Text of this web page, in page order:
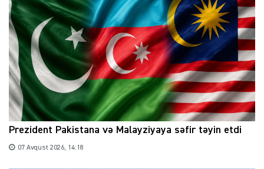
Prezident Pakistana və Malayziyaya səfir təyin etdi
07 Avqust 2026, 14:18